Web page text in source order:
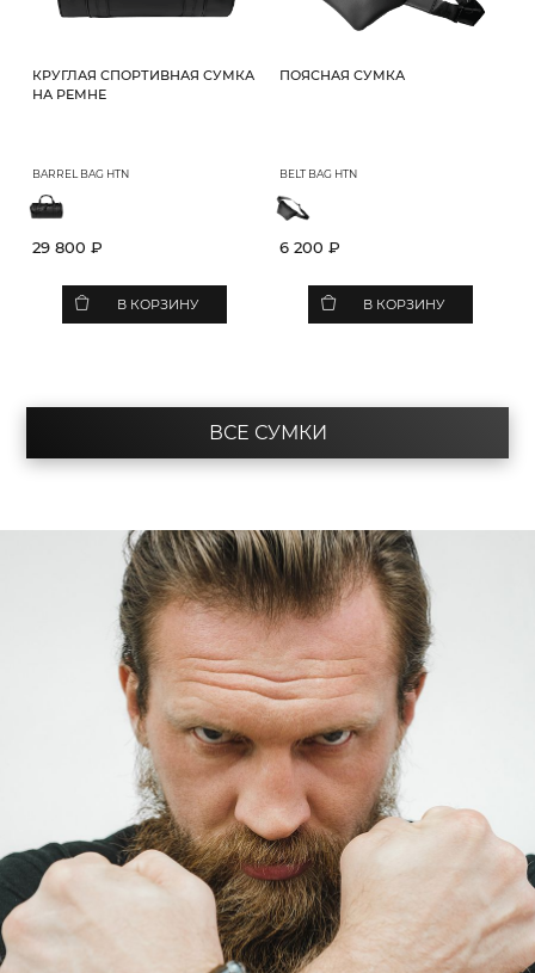
КРУГЛАЯ СПОРТИВНАЯ СУМКА
НА РЕМНЕ
BARREL BAG HTN
29 800 ₽
В КОРЗИНУ
ПОЯСНАЯ СУМКА
BELT BAG HTN
6 200 ₽
В КОРЗИНУ
ВСЕ СУМКИ